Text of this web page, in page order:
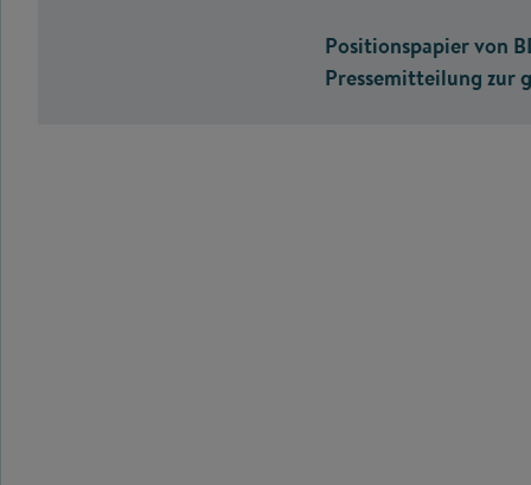
Positionspapier von
Pressemitteilung zur